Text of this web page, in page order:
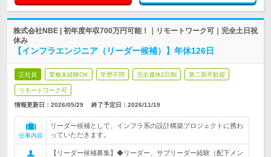
株式会社NBE | 初年度年収700万円可能！｜リモートワーク可｜完全土日祝
休み
【インフラエンジニア（リーダー候補）】年休126日
正社員 業種未経験OK 学歴不問 完全週休2日制 第二新卒歓迎
リモートワーク可
情報更新日：2026/05/29 終了予定日： 2026/11/19
仕事内容
リーダー候補として、インフラ系の設計構築プロジェクトに携わ
っていただきます。
【リーダー候補募集】◆リーダー、サブリーダー経験（配下メン